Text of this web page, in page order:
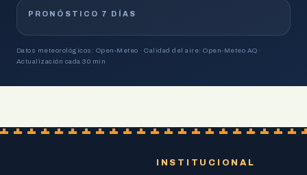
PRONÓSTICO 7 DÍAS
Datos meteorológicos: Open-Meteo · Calidad del aire: Open-Meteo AQ ·
Actualización cada 30 min
INSTITUCIONAL